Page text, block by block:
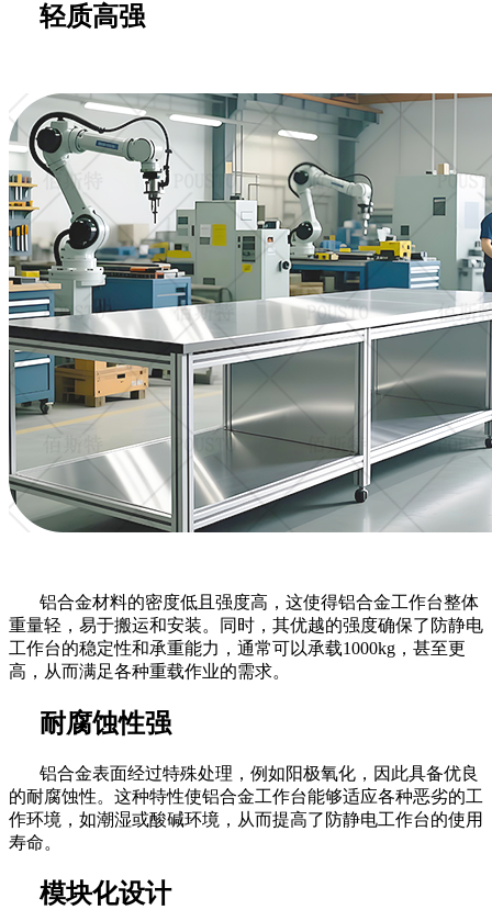
轻质高强
铝合金材料的密度低且强度高，这使得铝合金工作台整体
重量轻，易于搬运和安装。同时，其优越的强度确保了防静电
工作台的稳定性和承重能力，通常可以承载1000kg，甚至更
高，从而满足各种重载作业的需求。
耐腐蚀性强
铝合金表面经过特殊处理，例如阳极氧化，因此具备优良
的耐腐蚀性。这种特性使铝合金工作台能够适应各种恶劣的工
作环境，如潮湿或酸碱环境，从而提高了防静电工作台的使用
寿命。
模块化设计